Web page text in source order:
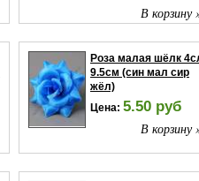
В корзину
Роза малая шёлк
9.5см (син мал сир
жёл)
Цена: 5.50 руб
В корзину